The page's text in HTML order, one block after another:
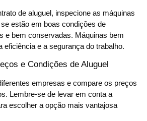
de aluguel, inspecione as máquinas
estão em boas condições de
e bem conservadas. Máquinas bem
eficiência e a segurança do trabalho.
e Condições de Aluguel
empresas e compare os preços
Lembre-se de levar em conta a
escolher a opção mais vantajosa